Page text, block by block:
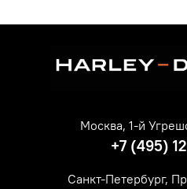
Москва, 1-й
+7 (495)
Санкт-Петербург,